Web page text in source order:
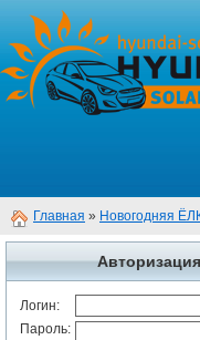
Главная » Новогодняя
Авторизация
Логин:
Пароль: